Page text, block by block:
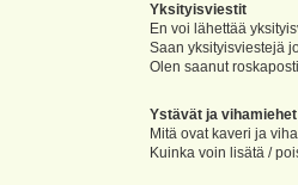
Yksityisviestit
En voi lähettää
Saan yksityisviestejä
Olen saanut
Ystävät ja vihamiehet
Mitä ovat kaveri ja
Kuinka voin lisätä /